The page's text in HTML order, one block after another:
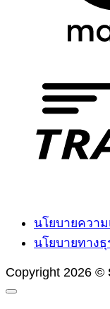
นโยบายควา
นโยบายทางธุ
Copyright 2026 ©